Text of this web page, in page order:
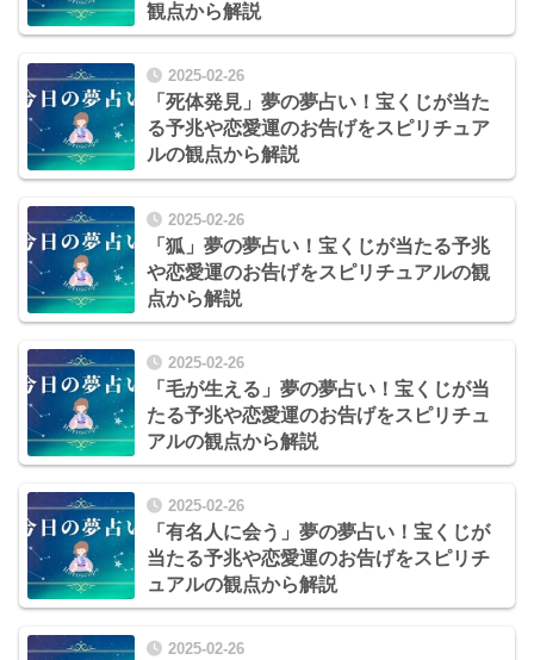
観点から解説
2025-02-26
「死体発見」夢の夢占い！宝くじが当た
る予兆や恋愛運のお告げをスピリチュア
ルの観点から解説
2025-02-26
「狐」夢の夢占い！宝くじが当たる予兆
や恋愛運のお告げをスピリチュアルの観
点から解説
2025-02-26
「毛が生える」夢の夢占い！宝くじが当
たる予兆や恋愛運のお告げをスピリチュ
アルの観点から解説
2025-02-26
「有名人に会う」夢の夢占い！宝くじが
当たる予兆や恋愛運のお告げをスピリチ
ュアルの観点から解説
2025-02-26